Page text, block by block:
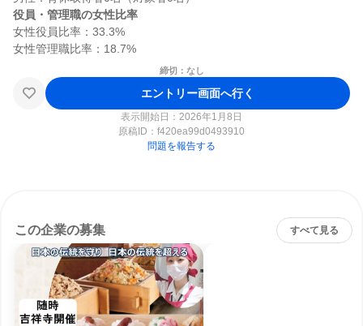
役員・管理職の女性比率
女性役員比率：33.3%
締切：なし
エントリー画面へ行く
表示開始日：2026年1月8日
原稿ID： f420ea99d0493910
問題を報告する
この企業の募集 すべて見る